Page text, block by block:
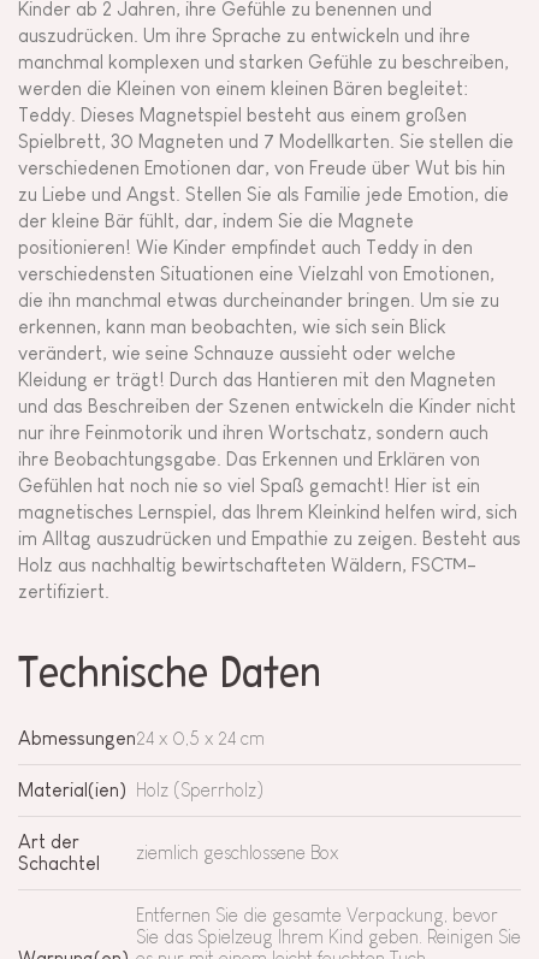
Kinder ab 2 Jahren, ihre Gefühle zu benennen und
auszudrücken. Um ihre Sprache zu entwickeln und ihre
manchmal komplexen und starken Gefühle zu beschreiben,
werden die Kleinen von einem kleinen Bären begleitet:
Teddy. Dieses Magnetspiel besteht aus einem großen
Spielbrett, 30 Magneten und 7 Modellkarten. Sie stellen die
verschiedenen Emotionen dar, von Freude über Wut bis hin
zu Liebe und Angst. Stellen Sie als Familie jede Emotion, die
der kleine Bär fühlt, dar, indem Sie die Magnete
positionieren! Wie Kinder empfindet auch Teddy in den
verschiedensten Situationen eine Vielzahl von Emotionen,
die ihn manchmal etwas durcheinander bringen. Um sie zu
erkennen, kann man beobachten, wie sich sein Blick
verändert, wie seine Schnauze aussieht oder welche
Kleidung er trägt! Durch das Hantieren mit den Magneten
und das Beschreiben der Szenen entwickeln die Kinder nicht
nur ihre Feinmotorik und ihren Wortschatz, sondern auch
ihre Beobachtungsgabe. Das Erkennen und Erklären von
Gefühlen hat noch nie so viel Spaß gemacht! Hier ist ein
magnetisches Lernspiel, das Ihrem Kleinkind helfen wird, sich
im Alltag auszudrücken und Empathie zu zeigen. Besteht aus
Holz aus nachhaltig bewirtschafteten Wäldern, FSC™-
zertifiziert.
Technische Daten
Abmessungen24 x 0,5 x 24 cm
Material(ien) Holz (Sperrholz)
Art der
Schachtel
ziemlich geschlossene Box
Entfernen Sie die gesamte Verpackung, bevor
Sie das Spielzeug Ihrem Kind geben. Reinigen Sie